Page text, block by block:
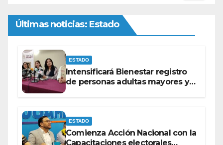
Últimas noticias: Estado
ESTADO
Intensificará Bienestar registro
de personas adultas mayores y
ESTADO
Comienza Acción Nacional con la
Capacitaciones electorales